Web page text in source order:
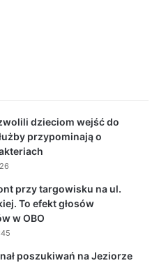
dzieciom wejść do
przypominają o
przy targowisku na ul.
To efekt głosów
w OBO
poszukiwań na Jeziorze